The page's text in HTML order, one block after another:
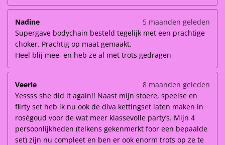
Nadine
5 maanden geleden
Supergave bodychain besteld tegelijk met een prachtige
choker. Prachtig op maat gemaakt.
Heel blij mee, en heb ze al met trots gedragen
Veerle
8 maanden geleden
Yessss she did it again!! Naast mijn stoere, speelse en
flirty set heb ik nu ook de diva kettingset laten maken in
roségoud voor de wat meer klassevolle party’s. Mijn 4
persoonlijkheden (telkens gekenmerkt foor een bepaalde
set) zijn nu compleet en ben er ook enorm trots op ze te